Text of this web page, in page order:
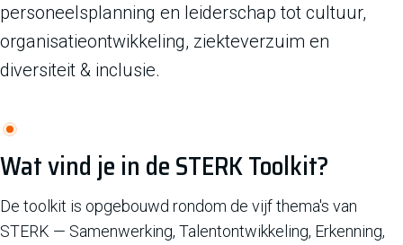
personeelsplanning en leiderschap tot cultuur,
organisatieontwikkeling, ziekteverzuim en
diversiteit & inclusie.
Wat vind je in de STERK Toolkit?
De toolkit is opgebouwd rondom de vijf thema's van
STERK — Samenwerking, Talentontwikkeling, Erkenning,